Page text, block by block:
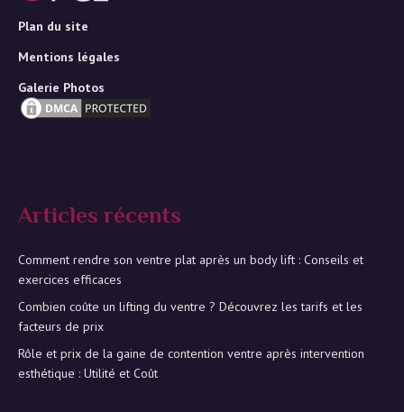
Plan du site
Mentions légales
Galerie Photos
Articles récents
Comment rendre son ventre plat après un body lift : Conseils et
exercices efficaces
Combien coûte un lifting du ventre ? Découvrez les tarifs et les
facteurs de prix
Rôle et prix de la gaine de contention ventre après intervention
esthétique : Utilité et Coût